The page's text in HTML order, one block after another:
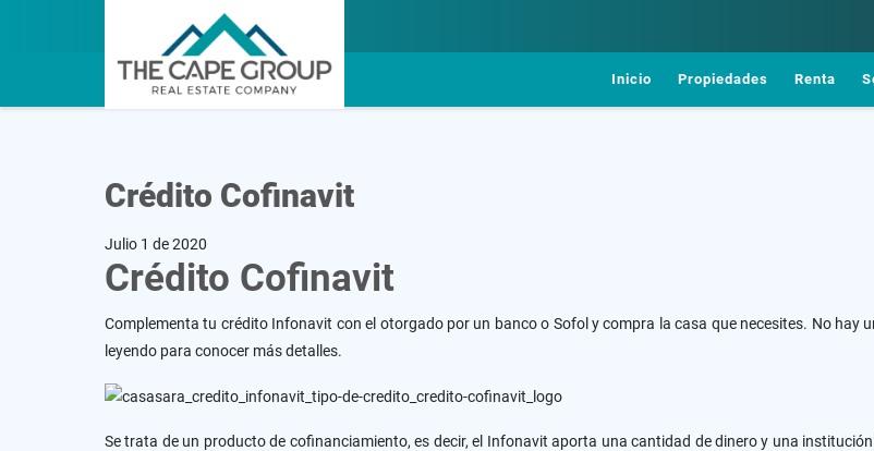
Inicio Propiedades Renta
Crédito Cofinavit
Julio 1 de 2020
Crédito Cofinavit
Complementa tu crédito Infonavit con el otorgado por un banco o Sofol y compra la casa que necesites. No hay
leyendo para conocer más detalles.
Se trata de un producto de cofinanciamiento, es decir, el Infonavit aporta una cantidad de dinero y una